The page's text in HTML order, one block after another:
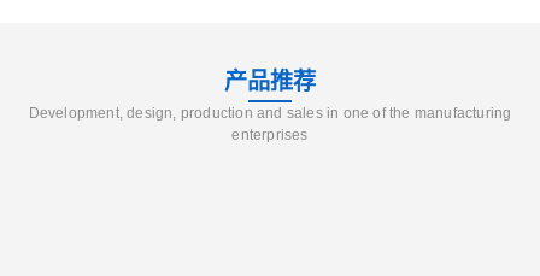
产品推荐
Development, design, production and sales in one of the manufacturing
enterprises